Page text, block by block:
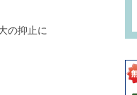
の抑止に